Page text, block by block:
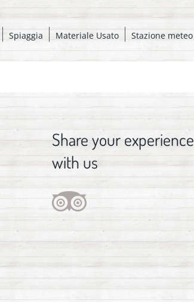
Spiaggia Materiale Usato Stazione meteo
Share your experience
with us